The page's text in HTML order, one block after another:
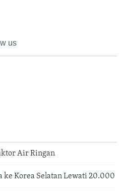
us
Air Ringan
ke Korea Selatan Lewati 20.000